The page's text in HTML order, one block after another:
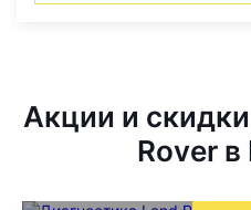
Акции и
Rover